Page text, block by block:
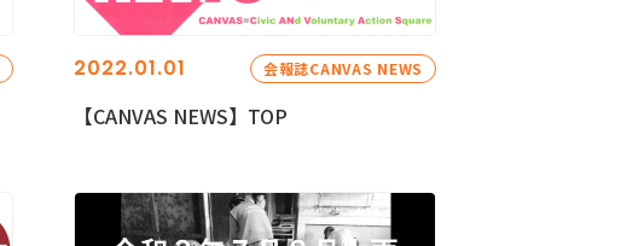
2022.01.01 会報誌CANVAS NEWS
【CANVAS NEWS】TOP